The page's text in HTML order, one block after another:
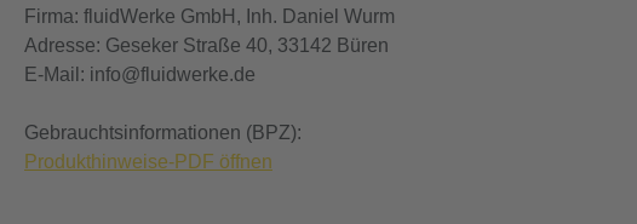
Firma: fluidWerke GmbH, Inh. Daniel Wurm
Adresse: Geseker Straße 40, 33142 Büren
E-Mail: info@fluidwerke.de
Gebrauchtsinformationen (BPZ):
Produkthinweise-PDF öffnen